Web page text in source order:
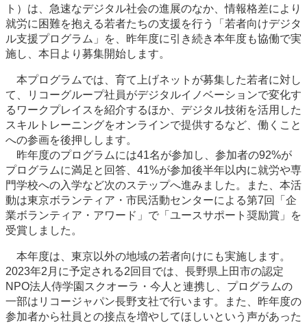
ト）は、急速なデジタル社会の進展のなか、情報格差により
就労に困難を抱える若者たちの支援を行う「若者向けデジタ
ル支援プログラム」を、昨年度に引き続き本年度も協働で実
施し、本日より募集開始します。
本プログラムでは、育て上げネットが募集した若者に対し
て、リコーグループ社員がデジタルイノベーションで変化す
るワークプレイスを紹介するほか、デジタル技術を活用した
スキルトレーニングをオンラインで提供するなど、働くこと
への参画を後押しします。
昨年度のプログラムには41名が参加し、参加者の92%が
プログラムに満足と回答、41%が参加後半年以内に就労や専
門学校への入学など次のステップへ進みました。また、本活
動は東京ボランティア・市民活動センターによる第7回「企
業ボランティア・アワード」で「ユースサポート奨励賞」を
受賞しました。
本年度は、東京以外の地域の若者向けにも実施します。
2023年2月に予定される2回目では、長野県上田市の認定
NPO法人侍学園スクオーラ・今人と連携し、プログラムの
一部はリコージャパン長野支社で行います。また、昨年度の
参加者から社員との接点を増やしてほしいという声があった